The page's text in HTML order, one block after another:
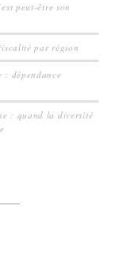
peut-être son
par région
: dépendance
: quand la diversité